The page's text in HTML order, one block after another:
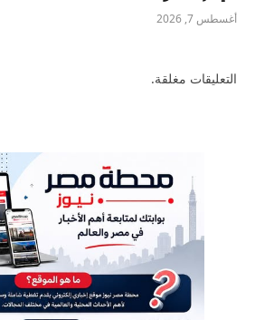
أغسطس 7, 2026
التعليقات مغلقة.